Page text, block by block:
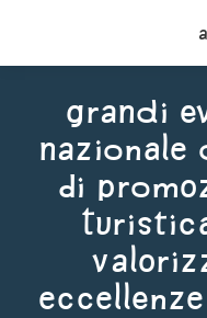
Grandi
nazionale
di